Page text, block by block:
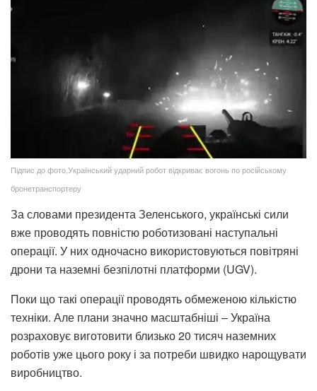
Підпис до фото,Український ударний робот відкриває вогонь по російському
бронетранспортеру
За словами президента Зеленського, українські сили
вже проводять повністю роботизовані наступальні
операції. У них одночасно використовуються повітряні
дрони та наземні безпілотні платформи (UGV).
Поки що такі операції проводять обмеженою кількістю
техніки. Але плани значно масштабніші – Україна
розраховує виготовити близько 20 тисяч наземних
роботів уже цього року і за потреби швидко нарощувати
виробництво.